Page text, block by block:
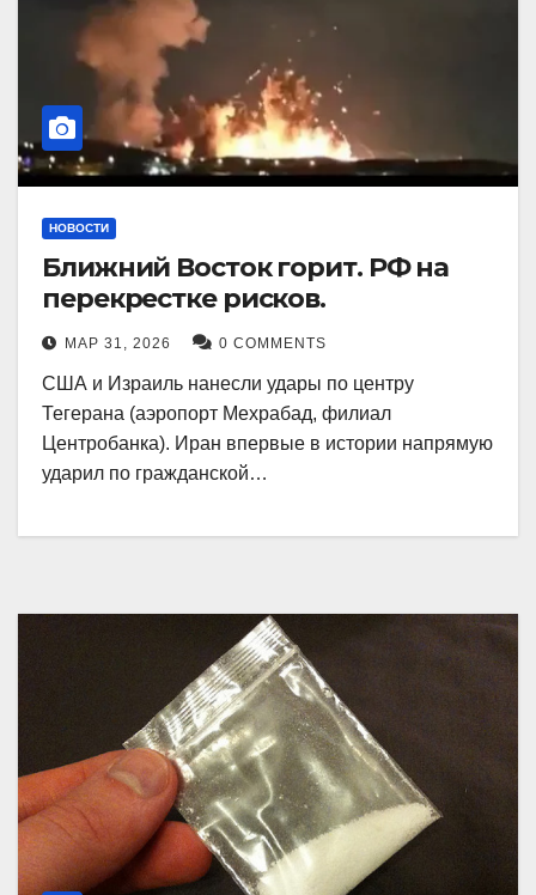
НОВОСТИ
Ближний Восток горит. РФ на
перекрестке рисков.
МАР 31, 2026 0 COMMENTS
США и Израиль нанесли удары по центру
Тегерана (аэропорт Мехрабад, филиал
Центробанка). Иран впервые в истории напрямую
ударил по гражданской…